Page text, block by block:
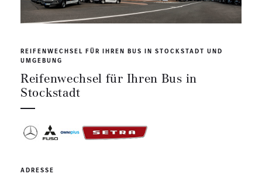
REIFENWECHSEL FÜR IHREN BUS IN STOCKSTADT UND
UMGEBUNG
Reifenwechsel für Ihren Bus in
Stockstadt
ADRESSE